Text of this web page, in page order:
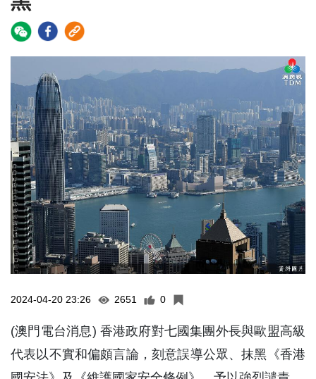
2024-04-20 23:26 2651 0
(澳門電台消息) 香港政府對七國集團外長與歐盟高級
代表以不實和偏頗言論，刻意誤導公眾、抹黑《香港